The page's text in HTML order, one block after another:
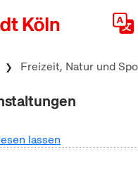
Freizeit, Natur und
lassen